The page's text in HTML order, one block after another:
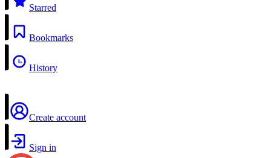
Starred
Bookmarks
History
Create account
Sign in